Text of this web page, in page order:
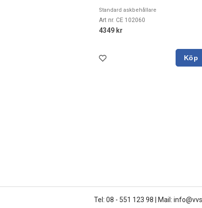
Standard askbehållare
Art nr. CE 102060
4349 kr
Köp
Tel: 08 - 551 123 98 Mail: